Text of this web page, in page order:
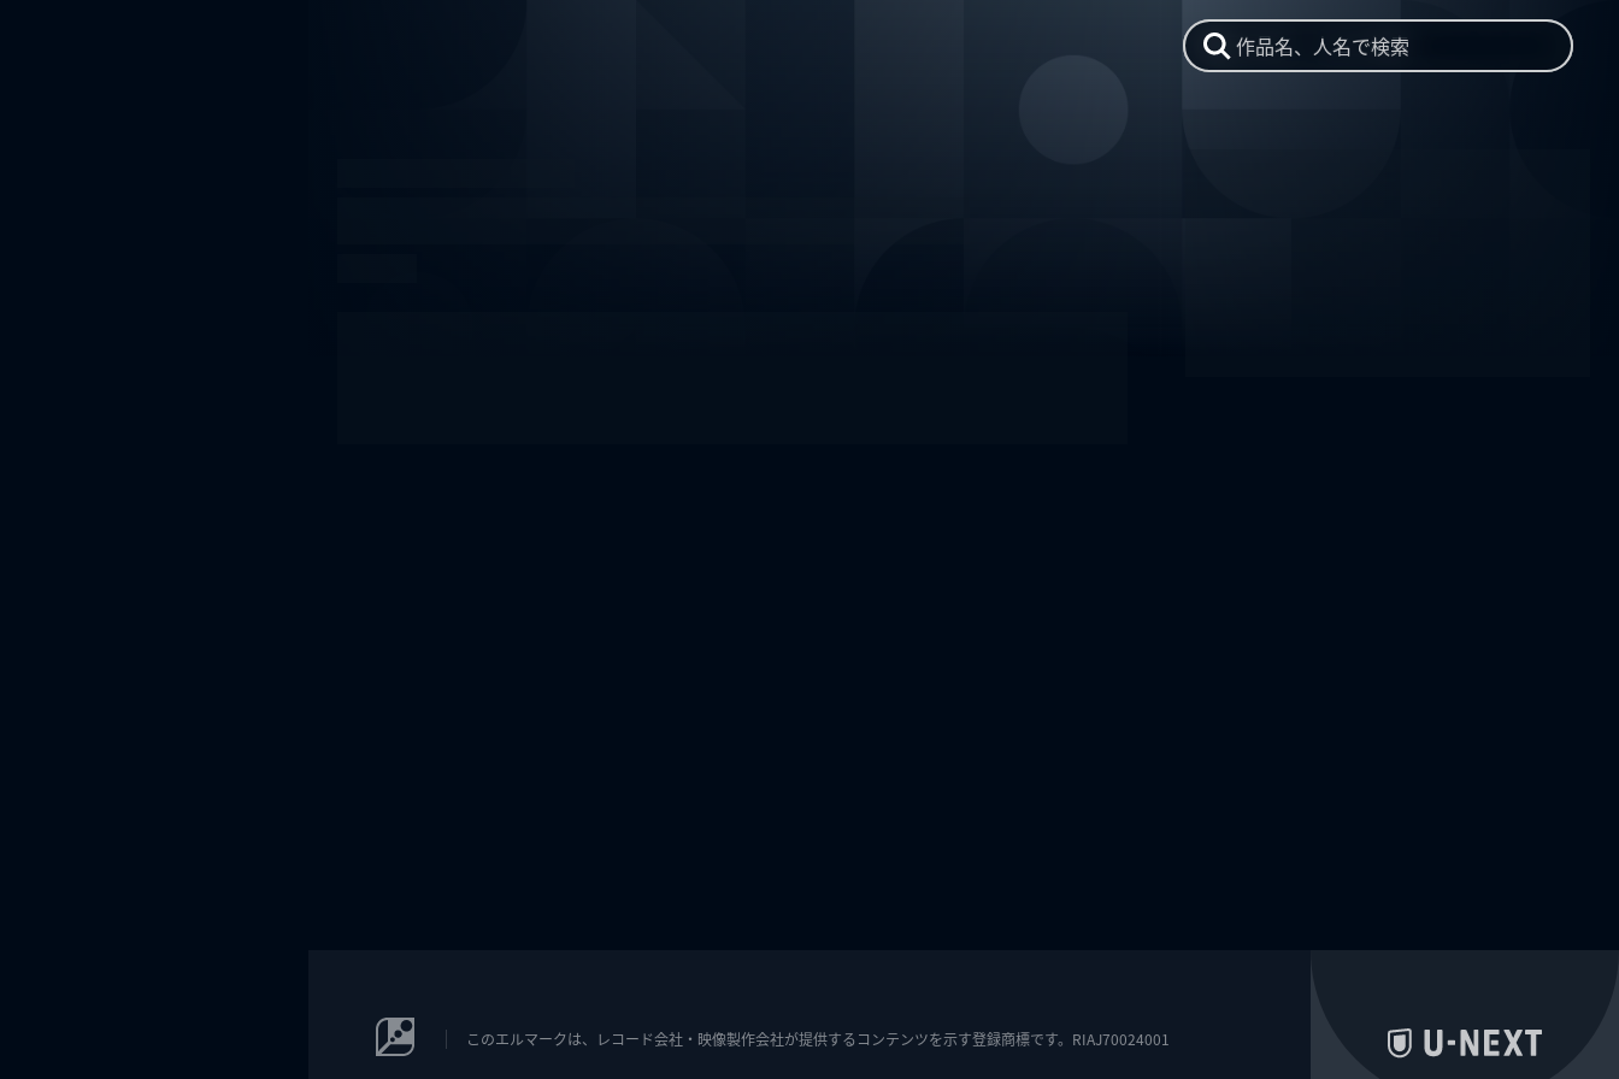
作品名、人名で検索
このエルマークは、レコード会社・映像製作会社が提供するコンテンツを示す登録商標です。RIAJ70024001